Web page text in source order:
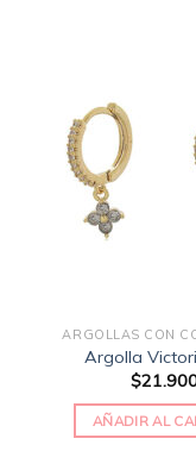
ARGOLLAS CON
Argolla
$
AÑADIR AL